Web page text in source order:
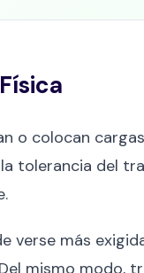
o colocan
tolerancia del
verse más
mismo modo,